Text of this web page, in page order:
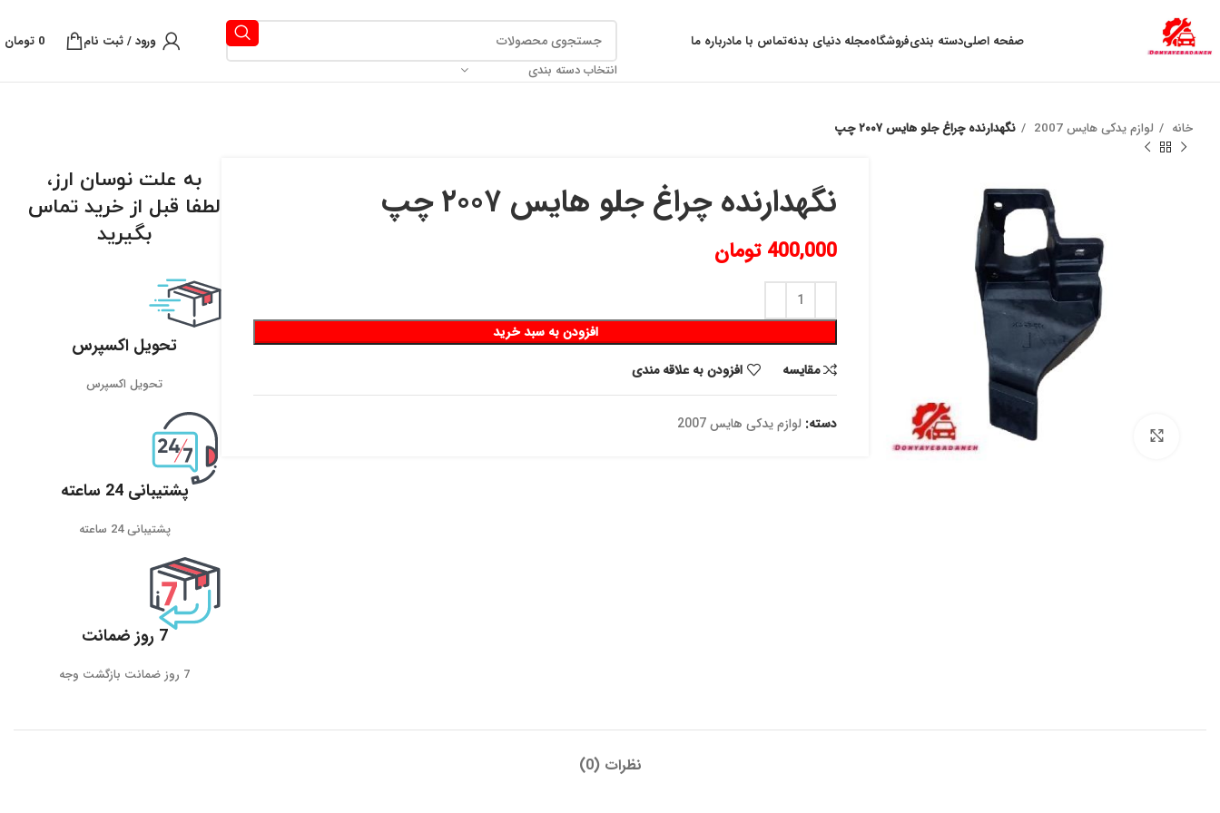
صفحه اصلیدسته بندیفروشگاهمجله دنیای بدنهتماس با مادرباره ما
انتخاب دسته بندی
ورود / ثبت نام 0 تومان
خانه لوازم یدکی هایس 2007 نگهدارنده چراغ جلو هايس ٢٠٠٧ چپ
برای بزرگنمایی کلیک کنید
نگهدارنده چراغ جلو هايس ٢٠٠٧ چپ
400,000 تومان
افزودن به سبد خرید
مقايسه
افزودن به علاقه مندی
دسته: لوازم یدکی هایس 2007
به علت نوسان ارز،
لطفا قبل از خرید تماس
بگیرید
تحویل اکسپرس
تحویل اکسپرس
پشتیبانی 24 ساعته
پشتیبانی 24 ساعته
7 روز ضمانت
7 روز ضمانت بازگشت وجه
نظرات (0)
به علت نوسان ارز ، لطفا قبل از خرید تماس بگیرید.